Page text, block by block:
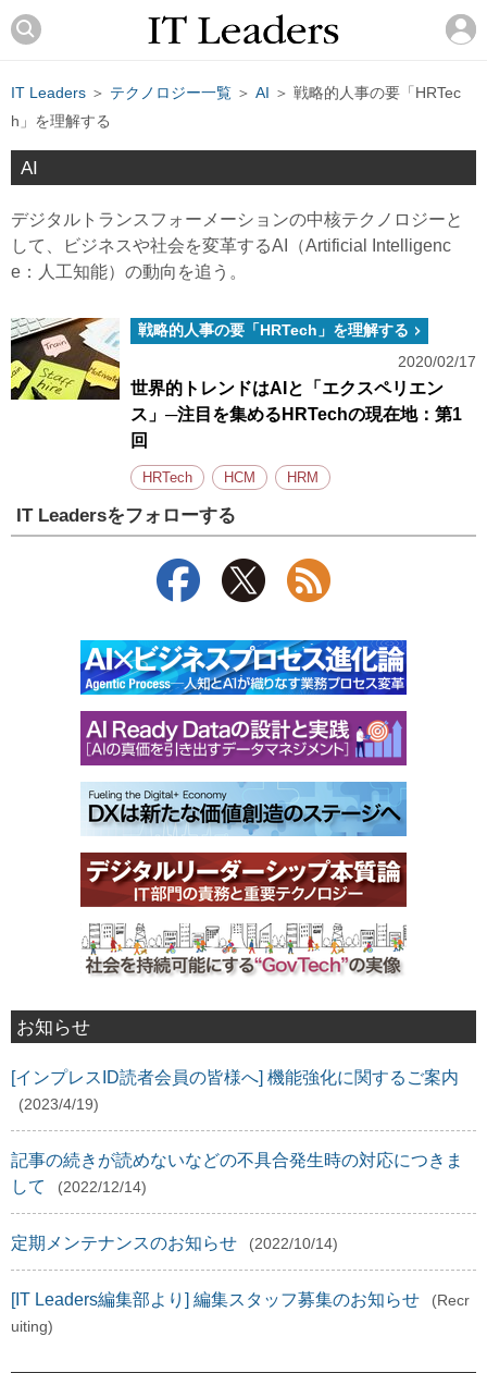
IT Leaders ＞ テクノロジー一覧 ＞ AI ＞ 戦略的人事の要「HRTec
h」を理解する
AI
デジタルトランスフォーメーションの中核テクノロジーと
して、ビジネスや社会を変革するAI（Artificial Intelligenc
e：人工知能）の動向を追う。
戦略的人事の要「HRTech」を理解する
2020/02/17
世界的トレンドはAIと「エクスペリエン
ス」─注目を集めるHRTechの現在地：第1
回
HRTech HCM HRM
IT Leadersをフォローする
お知らせ
[インプレスID読者会員の皆様へ] 機能強化に関するご案内
(2023/4/19)
記事の続きが読めないなどの不具合発生時の対応につきま
して
(2022/12/14)
定期メンテナンスのお知らせ (2022/10/14)
[IT Leaders編集部より] 編集スタッフ募集のお知らせ
(Recr
uiting)